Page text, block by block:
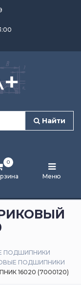
Найти
0
Меню
ПОДШИПНИКИ
ПОДШИПНИКИ
16020 (7000120)